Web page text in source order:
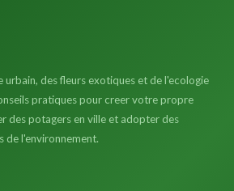
urbain, des fleurs exotiques et de l'ecologie
pratiques pour creer votre propre
des potagers en ville et adopter des
de l'environnement.